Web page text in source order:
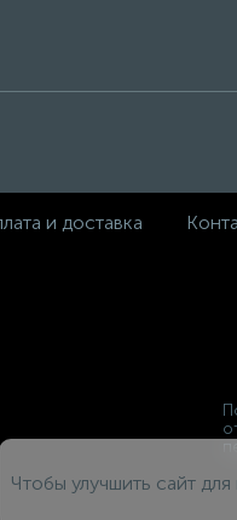
и доставка
Чтобы улучшить сайт